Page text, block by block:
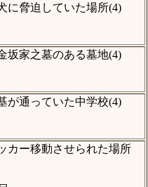
に脅迫していた場所(4)
坂家之墓のある墓地(4)
が通っていた中学校(4)
カー移動させられた場所